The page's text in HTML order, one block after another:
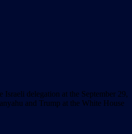
Israeli delegation at the September 29,
and Trump at the White House